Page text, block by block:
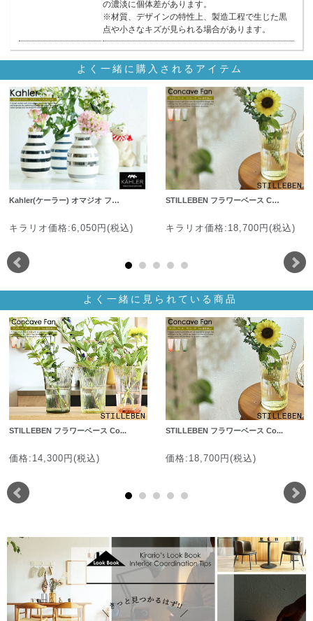
の濃淡に個体差があります。
※材質、デザインの特性上、製造工程で生じた黒
点や小さなキズが見られる場合があります。
よく一緒に購入されるアイテム
Kahler(ケーラー) オマジオ フ…
キラリオ価格:6,050円(税込)
STILLEBEN フラワーベース C…
キラリオ価格:18,700円(税込)
よく一緒に見られている商品
STILLEBEN フラワーベース Co...
価格:14,300円(税込)
STILLEBEN フラワーベース Co...
価格:18,700円(税込)